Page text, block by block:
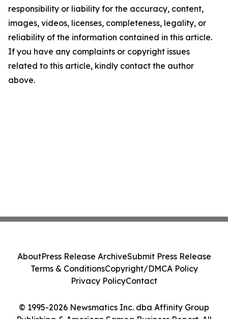
responsibility or liability for the accuracy, content,
images, videos, licenses, completeness, legality, or
reliability of the information contained in this article.
If you have any complaints or copyright issues
related to this article, kindly contact the author
above.
© 1995-2026 Newsmatics Inc. dba Affinity Group
AboutPress Release ArchiveSubmit Press Release
Terms & ConditionsCopyright/DMCA Policy
Privacy PolicyContact